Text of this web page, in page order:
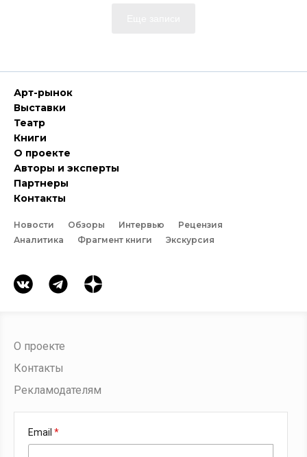
Арт-рынок
Выставки
Театр
Книги
О проекте
Авторы и эксперты
Партнеры
Контакты
Новости Обзоры Интервью
Рецензия
Аналитика
Фрагмент книги Экскурсия
О проекте
Контакты
Рекламодателям
Email